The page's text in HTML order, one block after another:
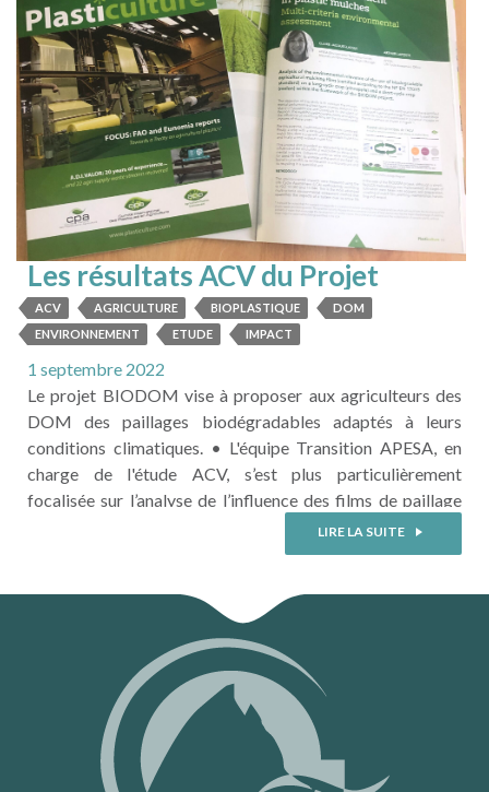
Les résultats ACV du Projet
BIODOM sont à l'honneur dans
Le
magazine PLASTICULTURE N°14
1 📚 ‼
ACV AGRICULTURE BIOPLASTIQUE
DOM
ENVIRONNEMENT
ETUDE IMPACT
1 septembre 2022
Le projet BIODOM vise à proposer aux agriculteurs des
DOM des paillages biodégradables adaptés à leurs
conditions climatiques. • L'équipe Transition APESA, en
charge de l'étude ACV, s’est plus particulièrement
focalisée sur l’analyse de l’influence des films de paillage
sur les impacts environnementaux de la culture de melon
sur l’île de la Guadeloupe et de celle de l’ananas sur l’île de
LIRE LA SUITE
LIRE LA SUITE